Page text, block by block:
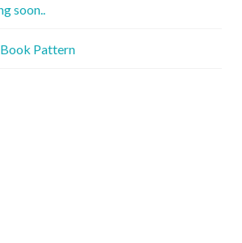
soon..
Pattern